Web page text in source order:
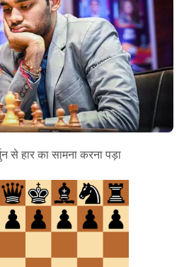
से हार का सामना करना पड़ा